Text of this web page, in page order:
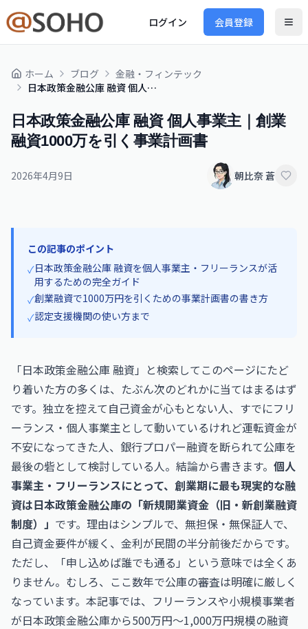
ログイン 会員登録
ホーム ブログ
金融・フィンテック
日本政策金融公庫 融資 個人事業主｜創業融資1000万を引く事業計画書
日本政策金融公庫 融資 個人事業主｜創業
融資1000万を引く事業計画書
2026年4月9日 朝比奈 蒼
この記事のポイント
✓日本政策金融公庫 融資を個人事業主・フリーランスが活
用するための完全ガイド
✓創業融資で1000万円を引くための事業計画書の書き方
✓認定支援機関の使い方まで
「日本政策金融公庫 融資」と検索してこのページにたど
り着いた方の多くは、たぶん次のどれかに当てはまるはず
です。独立を控えて自己資金が心もとない人、すでにフリ
ーランス・個人事業主として動いているけれど運転資金が
不安になってきた人、銀行プロパー融資を断られて公庫を
最後の砦として検討している人。結論から書きます。 個人
事業主・フリーランスにとって、創業期に最も現実的な融
資は日本政策金融公庫の「新規開業資金（旧・新創業融資
制度）」 です。理由はシンプルで、無担保・無保証人で、
自己資金要件が緩く、金利が民間の半分前後だからです。
ただし、「申し込めば誰でも通る」という意味では全くあ
りません。むしろ、ここ数年で公庫の審査は明確に厳しく
なっています。本記事では、フリーランスや小規模事業者
が日本政策金融公庫から500万円〜1,000万円規模の融資